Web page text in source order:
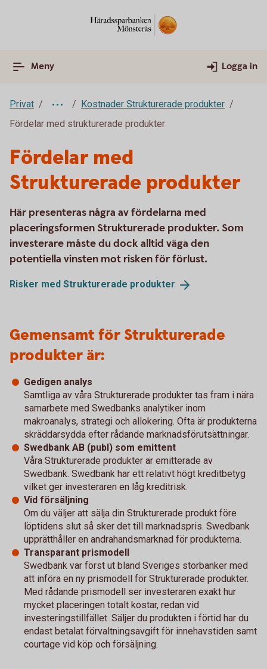
Meny Logga in
Privat
Kostnader Strukturerade produkter
Fördelar med strukturerade produkter
Fördelar med
Strukturerade produkter
Här presenteras några av fördelarna med
placeringsformen Strukturerade produkter. Som
investerare måste du dock alltid väga den
potentiella vinsten mot risken för förlust.
Risker med Strukturerade produkter
Gemensamt för Strukturerade
produkter är:
Gedigen analys
Samtliga av våra Strukturerade produkter tas fram i nära
samarbete med Swedbanks analytiker inom
makroanalys, strategi och allokering. Ofta är produkterna
skräddarsydda efter rådande marknadsförutsättningar.
Swedbank AB (publ) som emittent
Våra Strukturerade produkter är emitterade av
Swedbank. Swedbank har ett relativt högt kreditbetyg
vilket ger investeraren en låg kreditrisk.
Vid försäljning
Om du väljer att sälja din Strukturerade produkt före
löptidens slut så sker det till marknadspris. Swedbank
upprätthåller en andrahandsmarknad för produkterna.
Transparant prismodell
Swedbank var först ut bland Sveriges storbanker med
att införa en ny prismodell för Strukturerade produkter.
Med rådande prismodell ser investeraren exakt hur
mycket placeringen totalt kostar, redan vid
investeringstillfället. Säljer du produkten i förtid har du
endast betalat förvaltningsavgift för innehavstiden samt
courtage vid köp och försäljning.